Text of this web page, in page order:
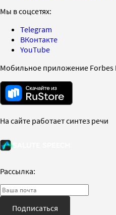
Мы в соцсетях:
Telegram
ВКонтакте
YouTube
Мобильное приложение Forbes
На сайте работает синтез речи
Рассылка:
Подписаться